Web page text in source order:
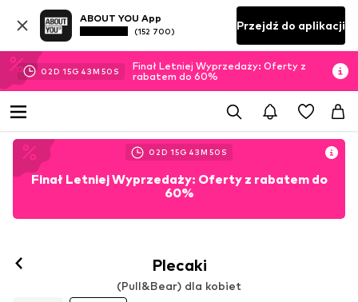
ABOUT YOU App
(152 700) Przejdź do aplikacji
02D 15G 43M 50 S
Finał Letniej Wyprzedaży: Oferty z
rabatem do 60%
02D 15G 43M 50 S
Finał Letniej Wyprzedaży: Oferty z rabatem do
60%
Plecaki
(Pull&Bear) dla kobiet